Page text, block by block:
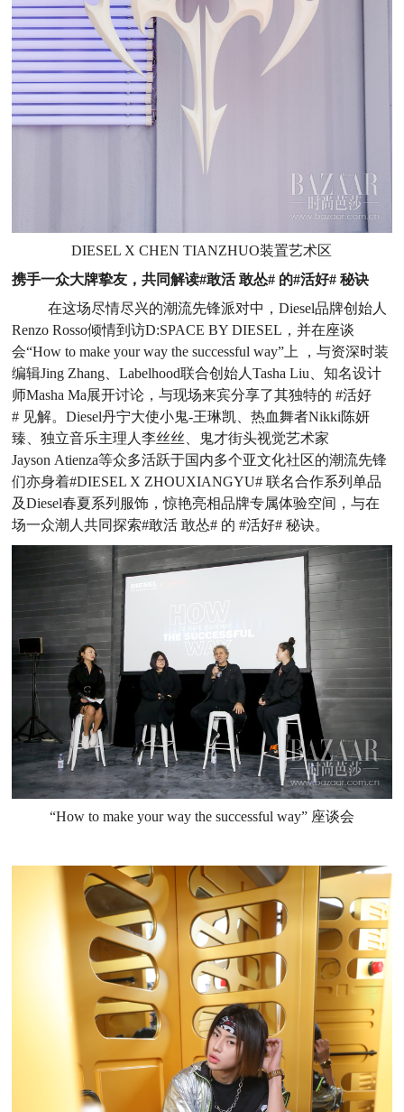
DIESEL X CHEN TIANZHUO装置艺术区
携手一众大牌挚友，共同解读#敢活 敢怂# 的#活好# 秘诀
在这场尽情尽兴的潮流先锋派对中，Diesel品牌创始人
Renzo Rosso倾情到访D:SPACE BY DIESEL，并在座谈
会“How to make your way the successful way”上 ，与资深时装
编辑Jing Zhang、Labelhood联合创始人Tasha Liu、知名设计
师Masha Ma展开讨论，与现场来宾分享了其独特的 #活好
# 见解。Diesel丹宁大使小鬼-王琳凯、热血舞者Nikki陈妍
臻、独立音乐主理人李丝丝、鬼才街头视觉艺术家
Jayson Atienza等众多活跃于国内多个亚文化社区的潮流先锋
们亦身着#DIESEL X ZHOUXIANGYU# 联名合作系列单品
及Diesel春夏系列服饰，惊艳亮相品牌专属体验空间，与在
场一众潮人共同探索#敢活 敢怂# 的 #活好# 秘诀。
“How to make your way the successful way” 座谈会